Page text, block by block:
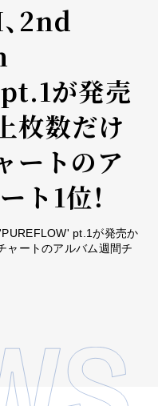
2nd
が発売
枚数だけ
ートのア
ト1位！
pt.1が発売か
ャートのアルバム週間チ